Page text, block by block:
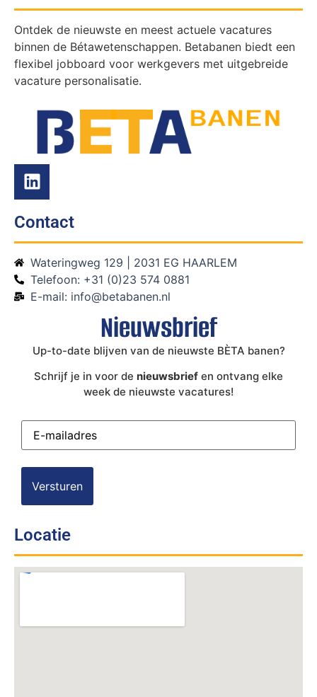
Ontdek de nieuwste en meest actuele vacatures
binnen de Bétawetenschappen. Betabanen biedt een
flexibel jobboard voor werkgevers met uitgebreide
vacature personalisatie.
Contact
Wateringweg 129 | 2031 EG HAARLEM
Telefoon: +31 (0)23 574 0881
E-mail: info@betabanen.nl
Nieuwsbrief
Up-to-date blijven van de nieuwste BÈTA banen?
Schrijf je in voor de nieuwsbrief en ontvang elke
week de nieuwste vacatures!
E-
mailadres(Vereist)
Locatie